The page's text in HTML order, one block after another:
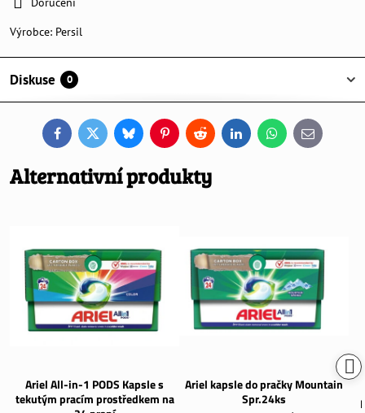
Výrobce: Persil
Diskuse 0
FacebookTwitterBlueskyPinterestReddit LinkedInWhatsApp
E-
mail
Alternativní produkty
Ariel All-in-1 PODS Kapsle s
tekutým pracím prostředkem na
Ariel kapsle do pračky Mountain
Spr.24ks